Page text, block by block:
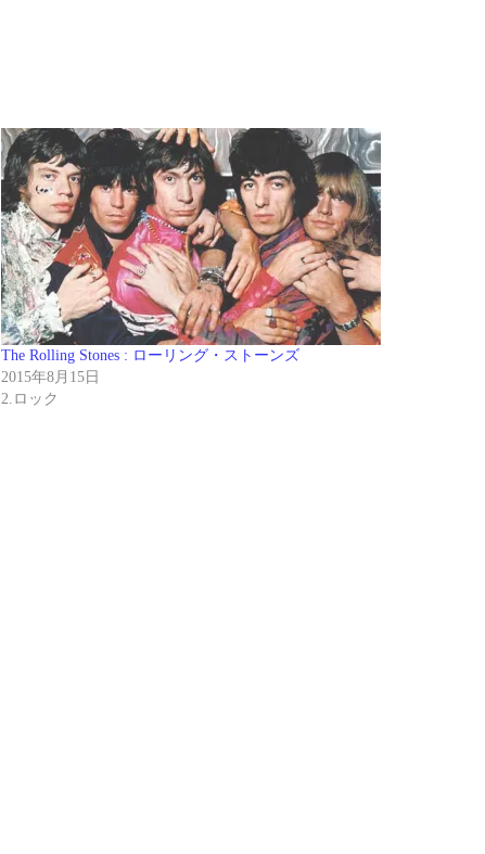
The Rolling Stones : ローリング・ストーンズ
2015年8月15日
2.ロック